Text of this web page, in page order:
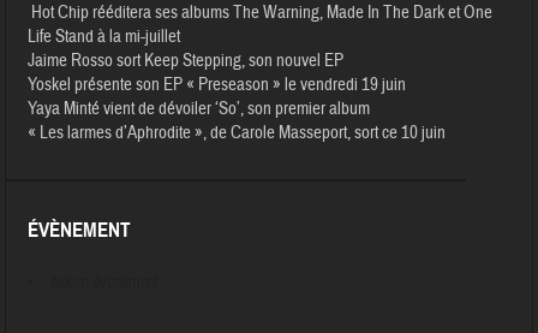
Hot Chip rééditera ses albums The Warning, Made In The Dark et One
Life Stand à la mi-juillet
Jaime Rosso sort Keep Stepping, son nouvel EP
Yoskel présente son EP « Preseason » le vendredi 19 juin
Yaya Minté vient de dévoiler ‘So’, son premier album
« Les larmes d’Aphrodite », de Carole Masseport, sort ce 10 juin
ÉVÈNEMENT